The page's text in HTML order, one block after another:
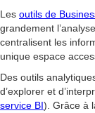
Les outils de
grandement
centralisent les
unique espace
Des outils
d’explorer et
service BI). Grâce à